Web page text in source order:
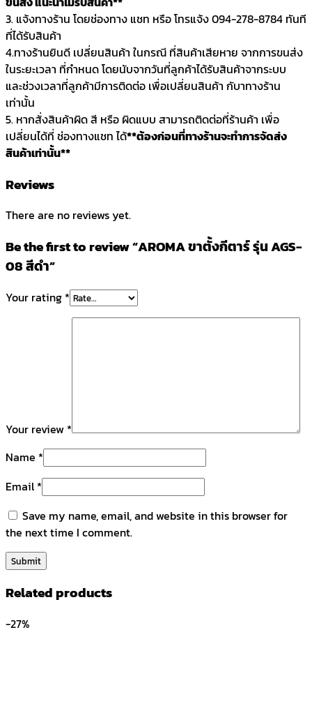
3. แจ้งทางร้าน โดยช่องทาง แชท หรือ โทรแจ้ง 094-278-8784 ทันที
ที่ได้รับสินค้า
4.ทางร้านยินดี เปลี่ยนสินค้า ในกรณี ที่สินค้าเสียหาย จากการขนส่ง
ในระยะเวลา ที่กำหนด โดยนับจากวันที่ลูกค้าได้รับสินค้าจากระบบ
และช่วงเวลาที่ลูกค้ามีการติดต่อ เพื่อเปลี่ยนสินค้า กับาทางร้าน
เท่านั้น
5. หากสั่งสินค้าผิด สี หรือ ผิดแบบ สามารถติดต่อที่ร้านค้า เพื่อ
เปลี่ยนได้ที่ ช่องทางแชท ได้**ต้องก่อนที่ทางร้านจะทำการจัดส่ง
สินค้าเท่านั้น**
Reviews
There are no reviews yet.
Be the first to review “AROMA ขาตั้งกีตาร์ รุ่น AGS-
08 สีดำ”
Your rating *
Your review *
Name *
Email*
Save my name, email, and website in this browser for
the next time I comment.
Related products
-27%